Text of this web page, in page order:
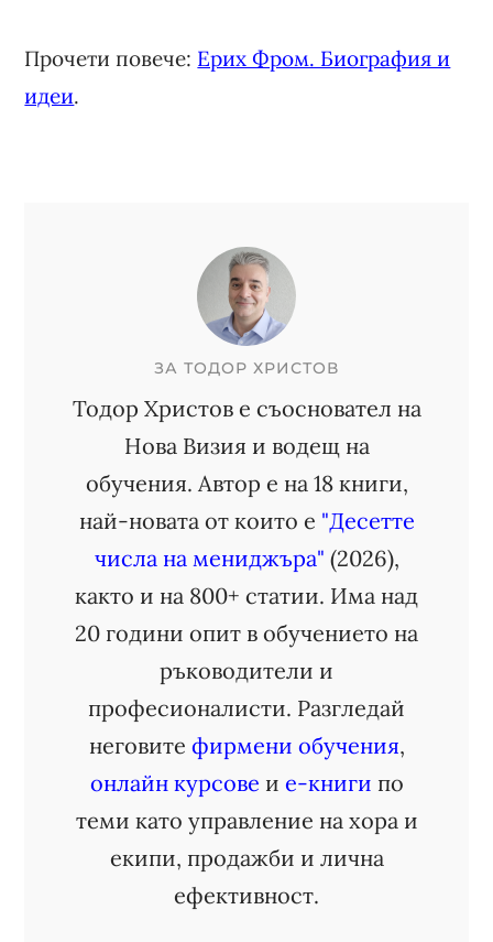
Прочети повече: Ерих Фром. Биография и
идеи.
ЗА ТОДОР ХРИСТОВ
Тодор Христов е съосновател на
Нова Визия и водещ на
обучения. Автор е на 18 книги,
най-новата от които е "Десетте
числа на мениджъра" (2026),
както и на 800+ статии. Има над
20 години опит в обучението на
ръководители и
професионалисти. Разгледай
неговите фирмени обучения,
онлайн курсове и е-книги по
теми като управление на хора и
екипи, продажби и лична
ефективност.